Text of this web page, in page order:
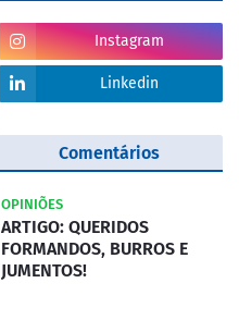
Instagram
Linkedin
Comentários
OPINIÕES
ARTIGO: QUERIDOS
FORMANDOS, BURROS E
JUMENTOS!